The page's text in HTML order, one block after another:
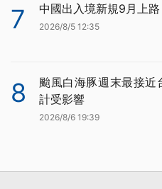
7 中國出入境新規9月上
2026/8/5 12:35
8
颱風白海豚週末最接
計受影響
2026/8/6 19:39